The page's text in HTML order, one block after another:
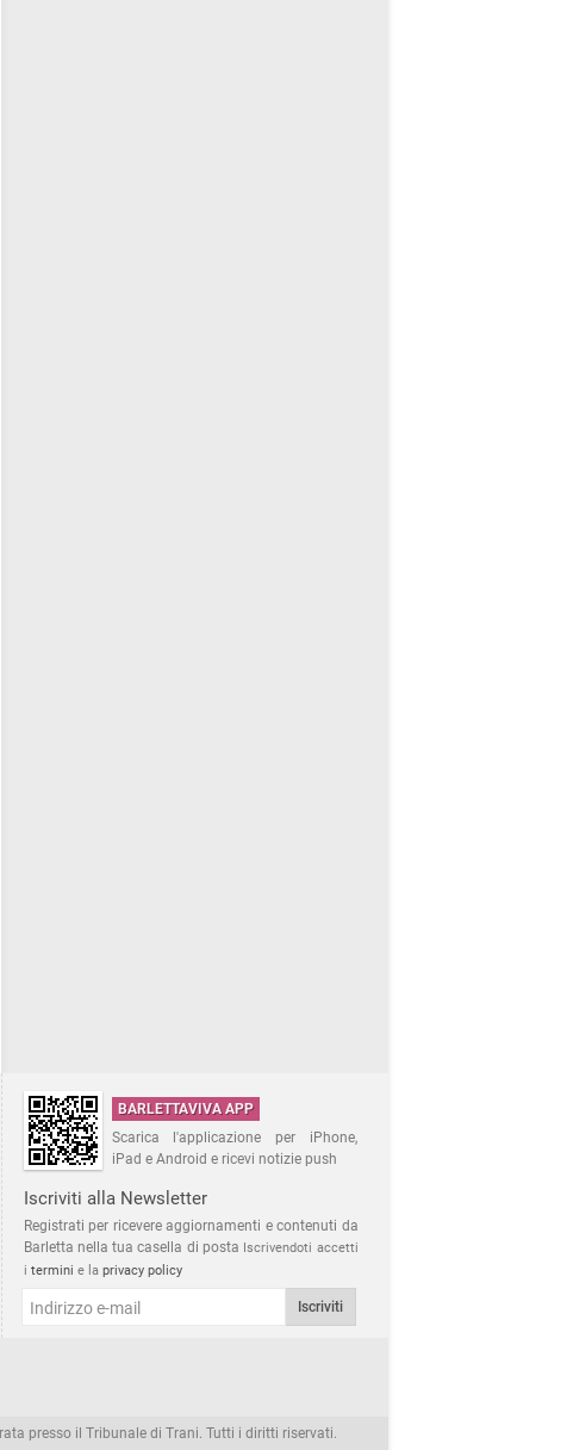
BARLETTAVIVA APP
Scarica l'applicazione per iPhone,
iPad e Android e ricevi notizie push
Iscriviti alla Newsletter
Registrati per ricevere aggiornamenti e contenuti da
Barletta nella tua casella di posta Iscrivendoti accetti
i termini e la privacy policy
Iscriviti
presso il Tribunale di Trani. Tutti i diritti riservati.